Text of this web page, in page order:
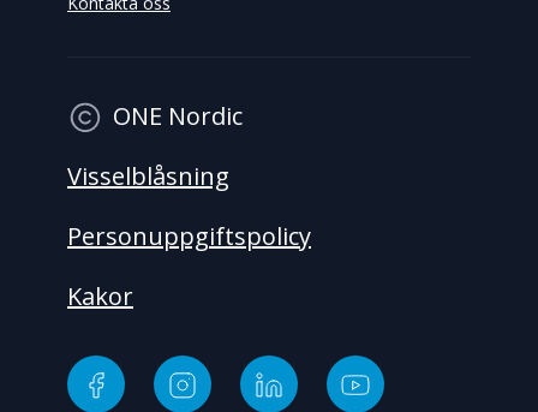
ONE Nordic
Visselblåsning
Personuppgiftspolicy
Kakor